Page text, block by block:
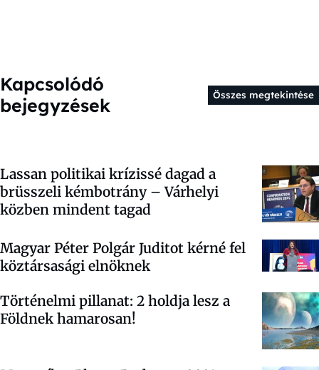
Kapcsolódó
bejegyzések
Összes megtekintése
Lassan politikai krízissé dagad a
brüsszeli kémbotrány – Várhelyi
közben mindent tagad
Magyar Péter Polgár Juditot kérné fel
köztársasági elnöknek
Történelmi pillanat: 2 holdja lesz a
Földnek hamarosan!